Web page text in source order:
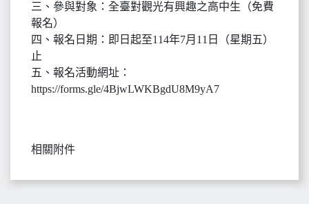
三、參與對象：全臺對觀光有興趣之高中生（免費
報名）
四、報名日期：即日起至114年7月11日（星期五）
止
五、報名活動網址：
https://forms.gle/4BjwLWKBgdU8M9yA7
相關附件